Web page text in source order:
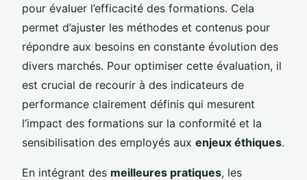
pour évaluer l’efficacité des formations. Cela
permet d’ajuster les méthodes et contenus pour
répondre aux besoins en constante évolution des
divers marchés. Pour optimiser cette évaluation, il
est crucial de recourir à des indicateurs de
performance clairement définis qui mesurent
l’impact des formations sur la conformité et la
sensibilisation des employés aux enjeux éthiques.
En intégrant des meilleures pratiques, les